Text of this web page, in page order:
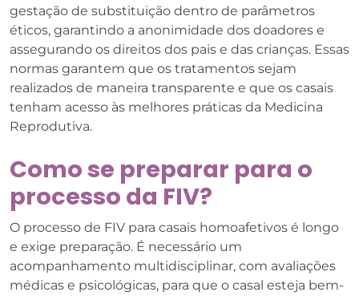
gestação de substituição dentro de parâmetros
éticos, garantindo a anonimidade dos doadores e
assegurando os direitos dos pais e das crianças. Essas
normas garantem que os tratamentos sejam
realizados de maneira transparente e que os casais
tenham acesso às melhores práticas da Medicina
Reprodutiva.
Como se preparar para o
processo da FIV?
O processo de FIV para casais homoafetivos é longo
e exige preparação. É necessário um
acompanhamento multidisciplinar, com avaliações
médicas e psicológicas, para que o casal esteja bem-